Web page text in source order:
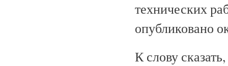
технических
опубликовано
К слову